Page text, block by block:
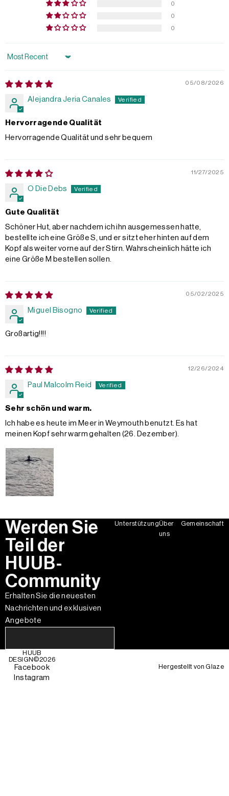
0
0
0
Sort by
05/08/2026
Alejandra Jeria Canales
Hervorragende Qualität
Hervorragende Qualität und sehr bequem
11/27/2025
O Die Debs
Gute Qualität
Schöner Hut, aber nachdem ich ihn ausgemessen hatte,
bestellte ich eine Größe S, und er sitzt eher hinten auf dem
Kopf als weiter vorne auf der Stirn. Wahrscheinlich hätte ich
eine Größe M bestellen sollen.
05/02/2025
Miguel Bisogno
Großartig!!!!
12/26/2024
Paul Malcolm Reid
Sehr schön und warm.
Ich habe es heute im Meer in Weymouth benutzt. Es hat
meinen Kopf sehr warm gehalten (26. Dezember).
Werden Sie
Teil der
HUUB-
Community
Erhalten Sie die neuesten
Nachrichten und exklusiven
Angebote
UnterstützungÜber
uns
Gemeinschaft
HUUB
DESIGN©2026
Facebook
Instagram
Hergestellt vonGlaze